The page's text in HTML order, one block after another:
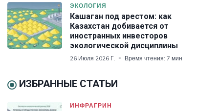
ЭКОЛОГИЯ
Кашаган под арестом: как
Казахстан добивается от
иностранных инвесторов
экологической дисциплины
26 Июля 2026 Г. Время чтения: 7 мин
ИЗБРАННЫЕ СТАТЬИ
ИНФРАГРИН